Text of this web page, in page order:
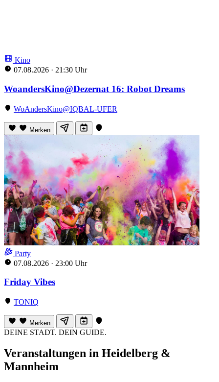
Kino
07.08.2026 · 21:30 Uhr
WoandersKino@Dezernat 16: Robot Dreams
WoAndersKino@IQBAL-UFER
Merken
Party
07.08.2026 · 23:00 Uhr
Friday Vibes
TONIQ
Merken
DEINE STADT. DEIN GUIDE.
Veranstaltungen in Heidelberg &
Mannheim